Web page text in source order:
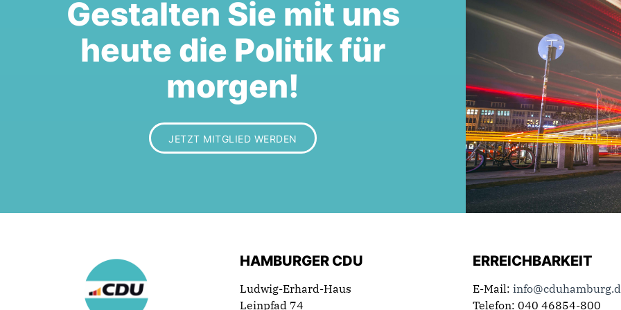
Gestalten Sie mit uns
heute die Politik für
morgen!
JETZT MITGLIED WERDEN
HAMBURGER CDU
Ludwig-Erhard-Haus
Leinpfad 74
ERREICHBARKEIT
E-Mail:
Telefon: 040 46854-800